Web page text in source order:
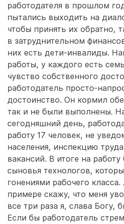
работодателя в прошлом
пытались выходить на
чтобы принять их обратно,
в затруднительном
них есть дети-инвалиды.
работы, у каждого есть
чувство собственного
работодатель просто-
достоинство. Он кормил
так и не были выполнены.
сегодняшний день,
работу 17 человек, не
населения, инспекцию
вакансий. В итоге на
сыновья технологов,
гонениями рабочего
примере скажу, что меня
все три раза я, слава Богу,
Если бы работодатель